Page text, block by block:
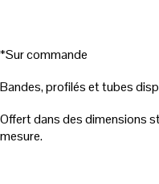
*Sur commande
Bandes, profilés et tubes
Offert dans des dimensions
mesure.